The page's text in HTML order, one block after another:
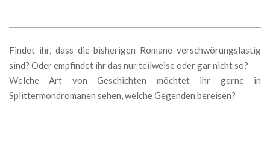
Findet ihr, dass die bisherigen Romane verschwörungslastig
sind? Oder empfindet ihr das nur teilweise oder gar nicht so?
Welche Art von Geschichten möchtet ihr gerne in
Splittermondromanen sehen, welche Gegenden bereisen?